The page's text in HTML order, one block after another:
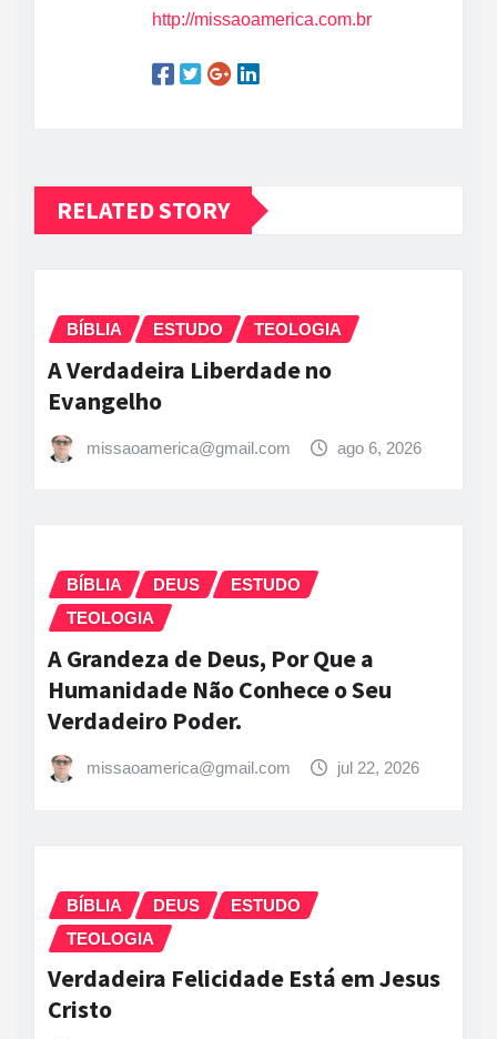
http://missaoamerica.com.br
RELATED STORY
BÍBLIA ESTUDO TEOLOGIA
A Verdadeira Liberdade no
Evangelho
missaoamerica@gmail.com ago 6, 2026
BÍBLIA DEUS
ESTUDO
TEOLOGIA
A Grandeza de Deus, Por Que a
Humanidade Não Conhece o Seu
Verdadeiro Poder.
missaoamerica@gmail.com jul 22, 2026
BÍBLIA DEUS
ESTUDO
TEOLOGIA
Verdadeira Felicidade Está em Jesus
Cristo